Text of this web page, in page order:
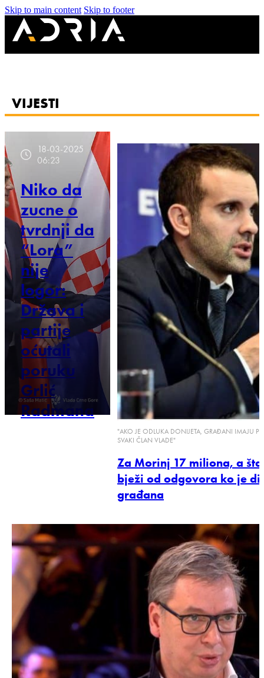
Skip to main content Skip to footer
VIJESTI
18-03-2025
06:23
Niko da
zucne o
tvrdnji da
“Lora”
nije
logor:
Država i
partije
oćutali
poruku
Grlić
Radmana
"AKO JE ODLUKA DONIJETA, GRAĐANI IMAJU
SVAKI ČLAN VLADE"
Za Morinj 17 miliona, a
bježi od odgovora ko je
građana